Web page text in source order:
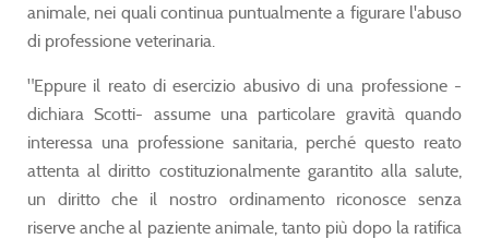
animale, nei quali continua puntualmente a figurare l'abuso
di professione veterinaria.
"Eppure il reato di esercizio abusivo di una professione -
dichiara Scotti- assume una particolare gravità quando
interessa una professione sanitaria, perché questo reato
attenta al diritto costituzionalmente garantito alla salute,
un diritto che il nostro ordinamento riconosce senza
riserve anche al paziente animale, tanto più dopo la ratifica